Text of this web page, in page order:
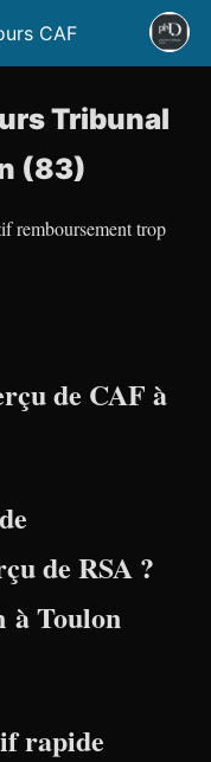
CAF
Tribunal
(83)
remboursement trop
de CAF à
de RSA ?
à Toulon
rapide